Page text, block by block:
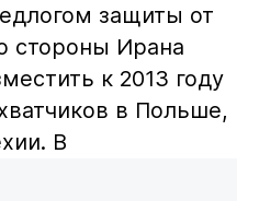
защиты от
стороны Ирана
к 2013 году
в Польше,
В